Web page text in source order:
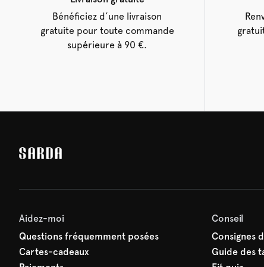
Bénéficiez d’une livraison
gratuite pour toute commande
supérieure à 90 €.
Aidez-moi
Questions fréquemment posées
Cartes-cadeaux
Conseil
Consignes
Guide des